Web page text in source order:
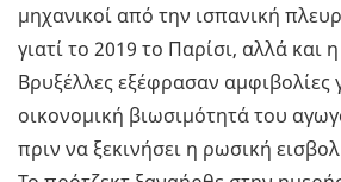
μηχανικοί από την ισπανική
γιατί το 2019 το Παρίσι, αλλά και
Βρυξέλλες εξέφρασαν αμφιβολίες
οικονομική βιωσιμότητά του
πριν να ξεκινήσει η ρωσική